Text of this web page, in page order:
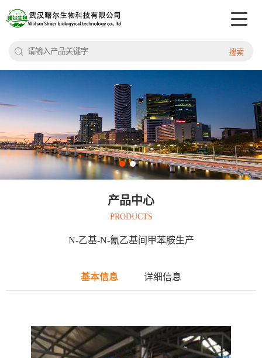
搜索
产品中心
PRODUCTS
N-乙基-N-氰乙基间甲苯胺生产
基本信息 详细信息